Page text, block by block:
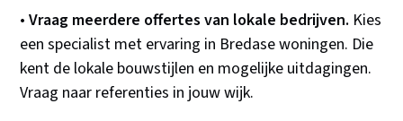
•Vraag meerdere offertes van lokale bedrijven. Kies
een specialist met ervaring in Bredase woningen. Die
kent de lokale bouwstijlen en mogelijke uitdagingen.
Vraag naar referenties in jouw wijk.